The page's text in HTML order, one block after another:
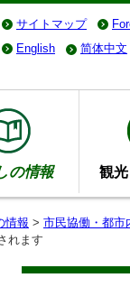
サイトマップ
English
简体中文
の情報 観
情報 > 市民協働・都市
れます